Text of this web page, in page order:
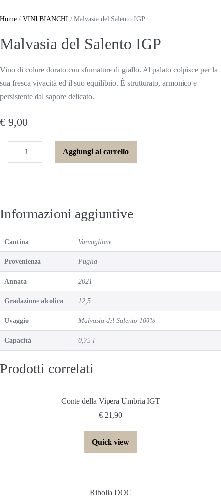
al
Home / VINI BIANCHI / Malvasia del Salento IGP
Malvasia del Salento IGP
Vino di colore dorato con sfumature di giallo. Al palato colpisce per la
sua fresca vivacità ed il suo equilibrio. È strutturato, armonico e
persistente dal sapore delicato.
€ 9,00
Diminuisci
Malvasia
del
Aggiungi al carrello
Informazioni aggiuntive
Cantina Varvaglione
Provenienza Puglia
Annata 2021
Gradazione alcolica 12,5
Uvaggio Malvasia del Salento 100%
Capacità 0,75 l
Prodotti correlati
Conte della Vipera Umbria IGT
€ 21,90
Quick view
Ribolla DOC